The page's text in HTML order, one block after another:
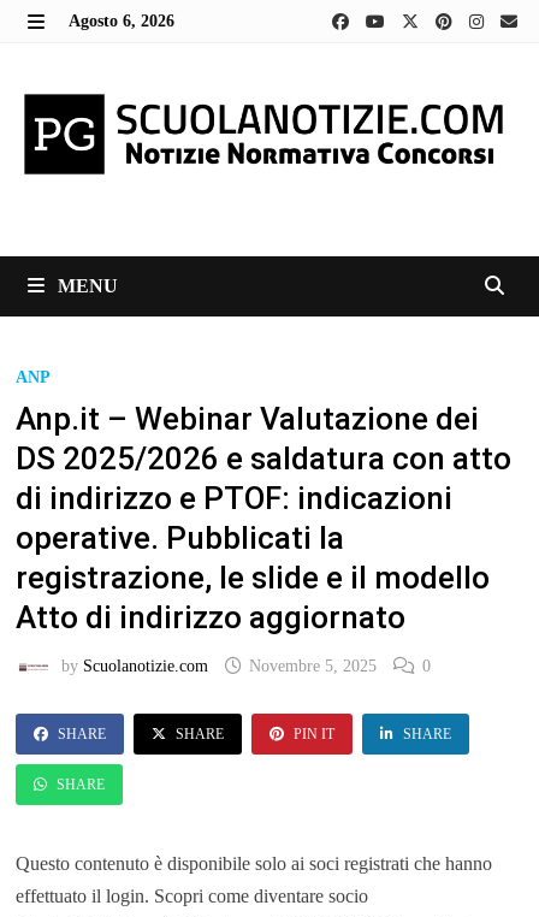
Skip
Agosto 6, 2026
MENU
ANP
Anp.it – Webinar Valutazione dei
DS 2025/2026 e saldatura con atto
di indirizzo e PTOF: indicazioni
operative. Pubblicati la
registrazione, le slide e il modello
Atto di indirizzo aggiornato
by Scuolanotizie.com Novembre 5, 2025 0
SHARE SHARE PIN IT SHARE
SHARE
Questo contenuto è disponibile solo ai soci registrati che hanno
effettuato il login. Scopri come diventare socio